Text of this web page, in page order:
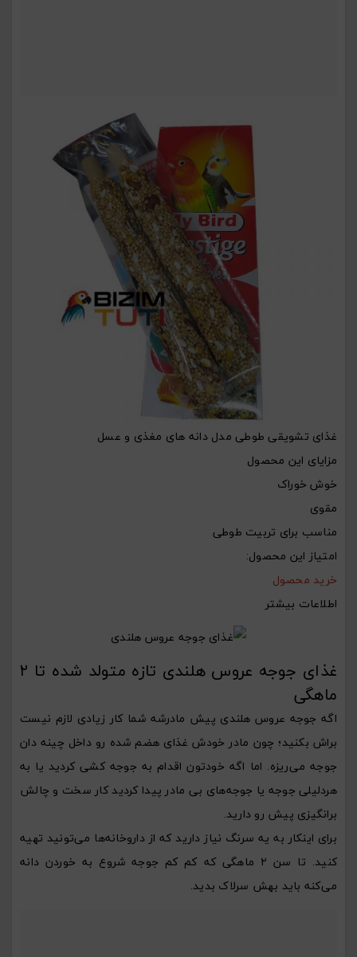
غذای تشویقی طوطی مدل دانه های مغذی و عسل
مزایای این محصول
خوش خوراک
مقوی
مناسب برای تربیت طوطی
امتیاز این محصول:
خرید محصول
اطلاعات بیشتر
غذای جوجه عروس هلندی تازه متولد شده تا ۲
ماهگی
اگه جوجه عروس هلندی پیش مادرشه شما کار زیادی لازم نیست
براش بکنید؛ چون مادر خودش غذای هضم شده رو داخل چینه دان
جوجه می‌ریزه. اما اگه خودتون اقدام به جوجه کشی کردید یا به
هردلیلی جوجه‌ یا جوجه‌های بی مادر پیدا کردید کار سخت و چالش
برانگیزی پیش رو دارید.
برای اینکار به یه سرنگ نیاز دارید که از داروخانه‌ها می‌تونید تهیه
کنید. تا سن ۲ ماهگی که کم کم جوجه شروع به خوردن دانه
می‌کنه باید بهش سرلاک بدید.